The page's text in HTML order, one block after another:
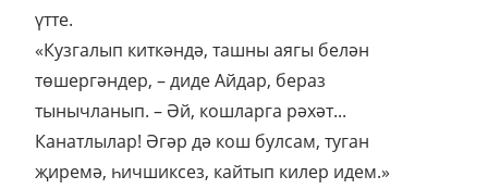
үтте.
«Кузгалып киткәндә, ташны аягы белән
төшергәндер, – диде Айдар, бераз
тынычланып. – Әй, кошларга рәхәт...
Канатлылар! Әгәр дә кош булсам, туган
җиремә, һичшиксез, кайтып килер идем.»